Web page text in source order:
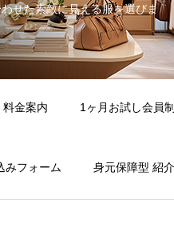
せた素敵に見える服を選びま
料金案内 1ヶ月お試し会員
みフォーム 身元保障型 紹